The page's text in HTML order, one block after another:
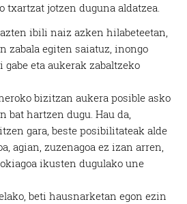
txartzat jotzen duguna aldatzea.
ibili naiz azken hilabeteetan,
zabala egiten saiatuz, inongo
eta aukerak zabaltzeko
bizitzan aukera posible asko
bat hartzen dugu. Hau da,
gara, beste posibilitateak alde
agian, zuzenagoa ez izan arren,
ikusten dugulako une
beti hausnarketan egon ezin